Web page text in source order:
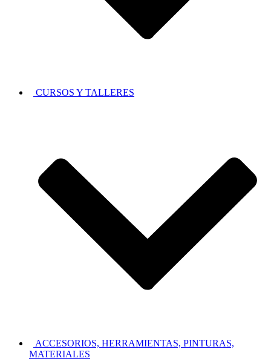
CURSOS Y TALLERES
ACCESORIOS, HERRAMIENTAS, PINTURAS,
MATERIALES